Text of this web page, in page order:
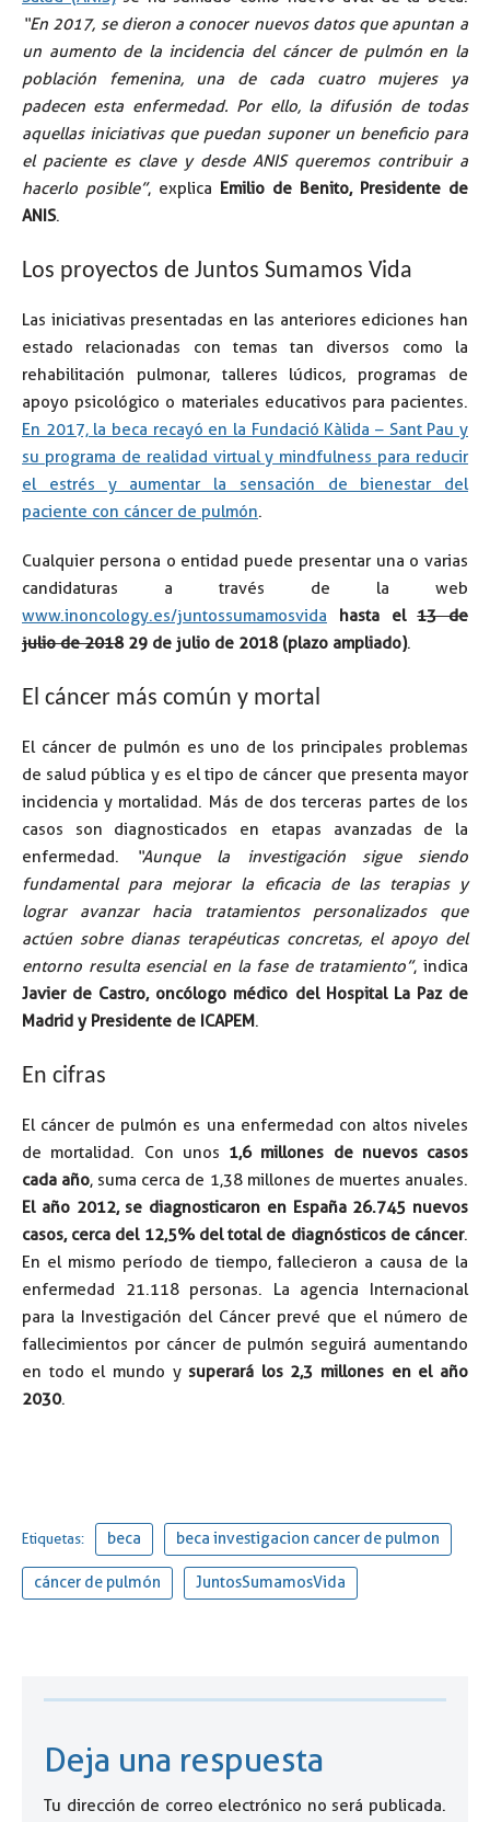
“En 2017, se dieron a conocer nuevos datos que apuntan a
un aumento de la incidencia del cáncer de pulmón en la
población femenina, una de cada cuatro mujeres ya
padecen esta enfermedad. Por ello, la difusión de todas
aquellas iniciativas que puedan suponer un beneficio para
el paciente es clave y desde ANIS queremos contribuir a
hacerlo posible”, explica Emilio de Benito, Presidente de
ANIS.
Los proyectos de Juntos Sumamos Vida
Las iniciativas presentadas en las anteriores ediciones han
estado relacionadas con temas tan diversos como la
rehabilitación pulmonar, talleres lúdicos, programas de
apoyo psicológico o materiales educativos para pacientes.
En 2017, la beca recayó en la Fundació Kàlida – Sant Pau y
su programa de realidad virtual y mindfulness para reducir
el estrés y aumentar la sensación de bienestar del
paciente con cáncer de pulmón.
Cualquier persona o entidad puede presentar una o varias
candidaturas a través de la web
www.inoncology.es/juntossumamosvida
hasta el13 de
julio de 201829 de julio de 2018 (plazo ampliado).
El cáncer más común y mortal
El cáncer de pulmón es uno de los principales problemas
de salud pública y es el tipo de cáncer que presenta mayor
incidencia y mortalidad. Más de dos terceras partes de los
casos son diagnosticados en etapas avanzadas de la
enfermedad.
“Aunque la investigación sigue siendo
fundamental para mejorar la eficacia de las terapias y
lograr avanzar hacia tratamientos personalizados que
actúen sobre dianas terapéuticas concretas, el apoyo del
entorno resulta esencial en la fase de tratamiento”, indica
Javier de Castro, oncólogo médico del Hospital La Paz de
Madrid y Presidente de ICAPEM.
En cifras
El cáncer de pulmón es una enfermedad con altos niveles
de mortalidad. Con unos 1,6 millones de nuevos casos
cada año, suma cerca de 1,38 millones de muertes anuales.
El año 2012, se diagnosticaron en España 26.745 nuevos
casos, cerca del 12,5% del total de diagnósticos de cáncer.
En el mismo período de tiempo, fallecieron a causa de la
enfermedad 21.118 personas. La agencia Internacional
para la Investigación del Cáncer prevé que el número de
fallecimientos por cáncer de pulmón seguirá aumentando
en todo el mundo ysuperará los 2,3 millones en el año
2030.
Etiquetas: beca beca investigacion cancer de pulmon
cáncer de pulmón JuntosSumamosVida
Deja una respuesta
Tu dirección de correo electrónico no será publicada.